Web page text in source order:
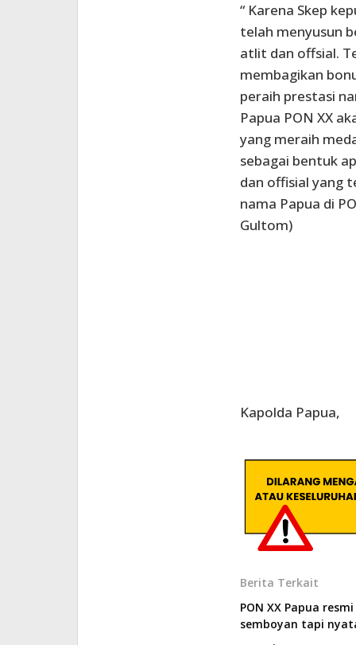
“ Karena Skep
telah menyusun
atlit dan offsial.
membagikan
peraih prestasi
Papua PON XX
yang meraih
sebagai bentuk
dan offisial yang
nama Papua di
Gultom)
Kapolda Papua,
Berita Terkait
PON XX Papua
semboyan tapi